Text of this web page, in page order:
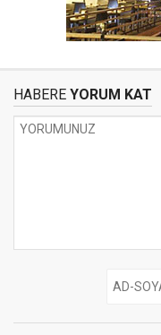
HABERE YORUM KAT